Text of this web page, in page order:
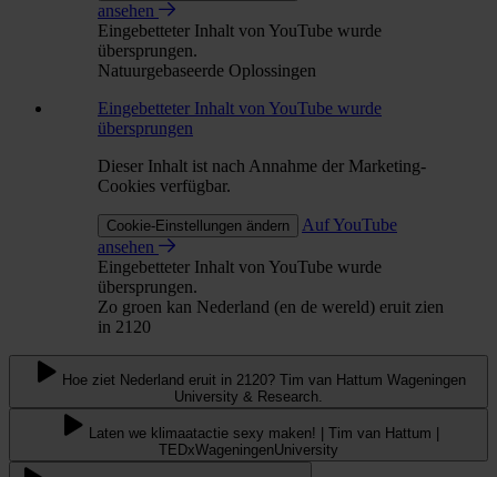
ansehen
Eingebetteter Inhalt von YouTube wurde
übersprungen.
Natuurgebaseerde Oplossingen
Eingebetteter Inhalt von YouTube wurde
übersprungen
Dieser Inhalt ist nach Annahme der Marketing-
Cookies verfügbar.
Cookie-Einstellungen ändern
Auf YouTube
ansehen
Eingebetteter Inhalt von YouTube wurde
übersprungen.
Zo groen kan Nederland (en de wereld) eruit zien
in 2120
Hoe ziet Nederland eruit in 2120? Tim van Hattum Wageningen
University & Research.
Laten we klimaatactie sexy maken! | Tim van Hattum |
TEDxWageningenUniversity